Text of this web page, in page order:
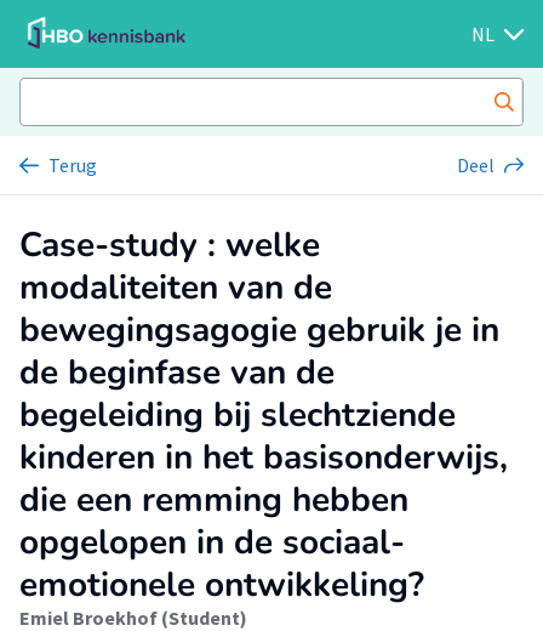
NL
Terug Deel
Case-study : welke
modaliteiten van de
bewegingsagogie gebruik je in
de beginfase van de
begeleiding bij slechtziende
kinderen in het basisonderwijs,
die een remming hebben
opgelopen in de sociaal-
emotionele ontwikkeling?
Emiel Broekhof (Student)